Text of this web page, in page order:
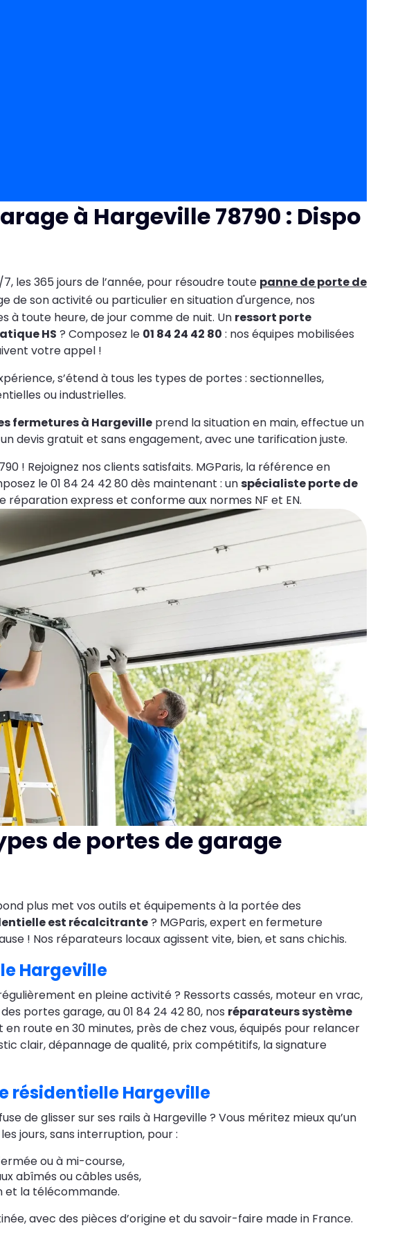
à Hargeville 78790 : Dispo
les 365 jours de l’année, pour résoudre toute panne de porte de
de son activité ou particulier en situation d'urgence, nos
à toute heure, de jour comme de nuit. Un ressort porte
HS ? Composez le 01 84 24 42 80 : nos équipes mobilisées
votre appel !
s’étend à tous les types de portes : sectionnelles,
ou industrielles.
fermetures à Hargeville prend la situation en main, effectue un
devis gratuit et sans engagement, avec une tarification juste.
! Rejoignez nos clients satisfaits. MGParis, la référence en
le 01 84 24 42 80 dès maintenant : unspécialiste porte de
express et conforme aux normes NF et EN.
de portes de garage
plus met vos outils et équipements à la portée des
est récalcitrante? MGParis, expert en fermeture
! Nos réparateurs locaux agissent vite, bien, et sans chichis.
Hargeville
en pleine activité ? Ressorts cassés, moteur en vrac,
portes garage, au 01 84 24 42 80, nos réparateurs système
en route en 30 minutes, près de chez vous, équipés pour relancer
clair, dépannage de qualité, prix compétitifs, la signature
résidentielle Hargeville
de glisser sur ses rails à Hargeville ? Vous méritez mieux qu’un
jours, sans interruption, pour :
ou à mi-course,
abîmés ou câbles usés,
la télécommande.
avec des pièces d’origine et du savoir-faire made in France.